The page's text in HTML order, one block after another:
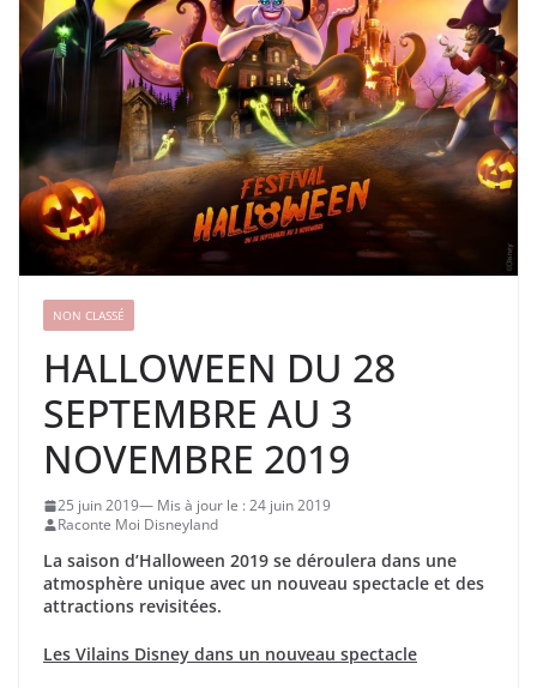
NON CLASSÉ
HALLOWEEN DU 28
SEPTEMBRE AU 3
NOVEMBRE 2019
25 juin 2019
24 juin 2019
Raconte Moi Disneyland
La saison d’Halloween 2019 se déroulera dans une
atmosphère unique avec un nouveau spectacle et des
attractions revisitées.
Les Vilains Disney dans un nouveau spectacle